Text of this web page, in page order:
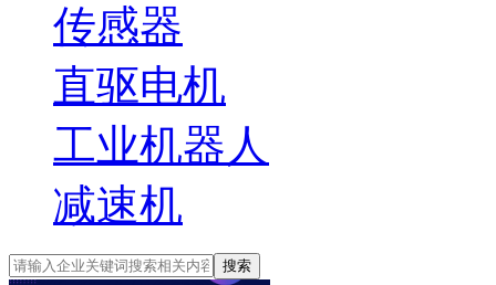
传感器
直驱电机
工业机器人
减速机
搜索